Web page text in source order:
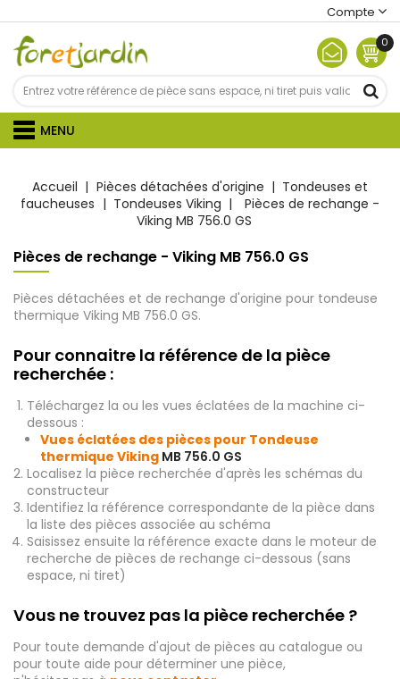
Compte
0
MENU
Accueil Pièces détachées d'origine
Tondeuses et
faucheuses
Tondeuses Viking
Pièces de rechange -
Viking MB 756.0 GS
Pièces de rechange - Viking MB 756.0 GS
Pièces détachées et de rechange d'origine pour tondeuse
thermique Viking MB 756.0 GS.
Pour connaitre la référence de la pièce
recherchée :
Téléchargez la ou les vues éclatées de la machine ci-
dessous :
Vues éclatées des pièces pour Tondeuse
thermique Viking MB 756.0 GS
Localisez la pièce recherchée d'après les schémas du
constructeur
Identifiez la référence correspondante de la pièce dans
la liste des pièces associée au schéma
Saisissez ensuite la référence exacte dans le moteur de
recherche de pièces de rechange ci-dessous (sans
espace, ni tiret)
Vous ne trouvez pas la pièce recherchée ?
Pour toute demande d'ajout de pièces au catalogue ou
pour toute aide pour déterminer une pièce,